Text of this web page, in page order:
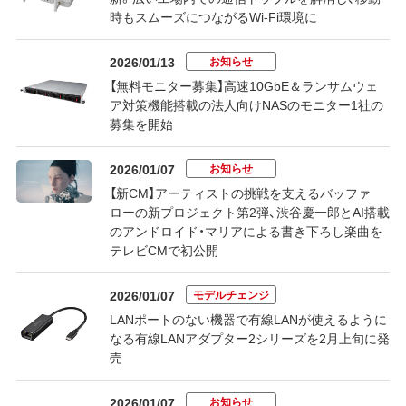
時もスムーズにつながるWi-Fi環境に
2026/01/13 お知らせ
【無料モニター募集】高速10GbE＆ランサムウェ
ア対策機能搭載の法人向けNASのモニター1社の
募集を開始
2026/01/07 お知らせ
【新CM】アーティストの挑戦を支えるバッファ
ローの新プロジェクト第2弾、渋谷慶一郎とAI搭載
のアンドロイド・マリアによる書き下ろし楽曲を
テレビCMで初公開
2026/01/07 モデルチェンジ
LANポートのない機器で有線LANが使えるように
なる有線LANアダプター2シリーズを2月上旬に発
売
お知らせ